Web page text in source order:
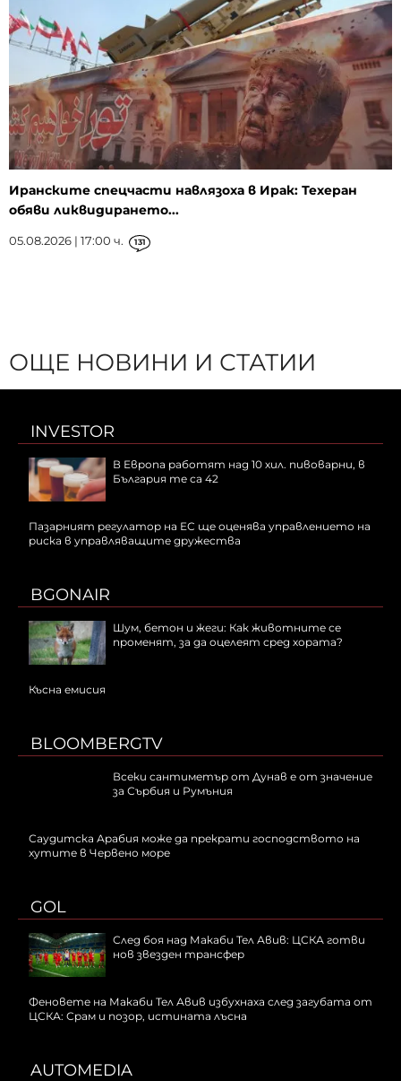
Иранските спецчасти навлязоха в Ирак: Техеран
обяви ликвидирането...
05.08.2026 | 17:00 ч. 131
ОЩЕ НОВИНИ И СТАТИИ
INVESTOR
В Европа работят над 10 хил. пивоварни, в
България те са 42
Пазарният регулатор на ЕС ще оценява управлението на
риска в управляващите дружества
BGONAIR
Шум, бетон и жеги: Как животните се
променят, за да оцелеят сред хората?
Късна емисия
BLOOMBERGTV
Всеки сантиметър от Дунав е от значение
за Сърбия и Румъния
Саудитска Арабия може да прекрати господството на
хутите в Червено море
GOL
След боя над Макаби Тел Авив: ЦСКА готви
нов звезден трансфер
Феновете на Макаби Тел Авив избухнаха след загубата от
ЦСКА: Срам и позор, истината лъсна
AUTOMEDIA